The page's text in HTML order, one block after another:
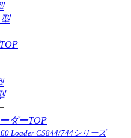
ダーTOP
Loader CS844/744シリーズ